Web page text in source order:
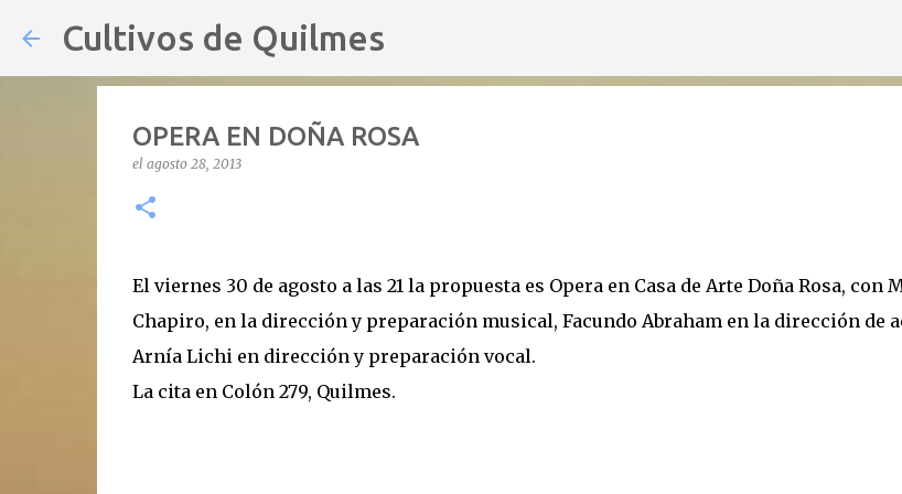
Cultivos de Quilmes
OPERA EN DOÑA ROSA
el agosto 28, 2013
El viernes 30 de agosto a las 21 la propuesta es Opera en Casa de Arte Doña Rosa, con
Chapiro, en la dirección y preparación musical, Facundo Abraham en la dirección de
Arnía Lichi en dirección y preparación vocal.
La cita en Colón 279, Quilmes.